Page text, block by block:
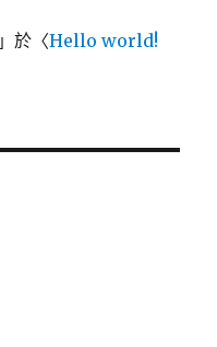
」於〈Hello world!